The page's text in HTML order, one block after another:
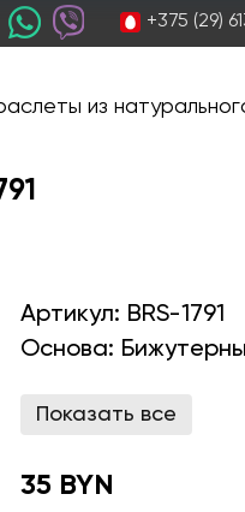
+375 (29)
из
Артикул: BRS-1791
Основа:
Показать все
35 BYN